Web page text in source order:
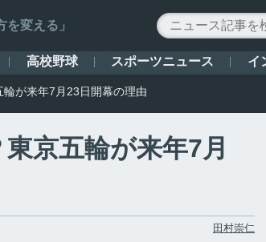
変える」
高校野球 スポーツニュース イ
が来年7月23日開幕の理由
京五輪が来年7月
田村崇仁